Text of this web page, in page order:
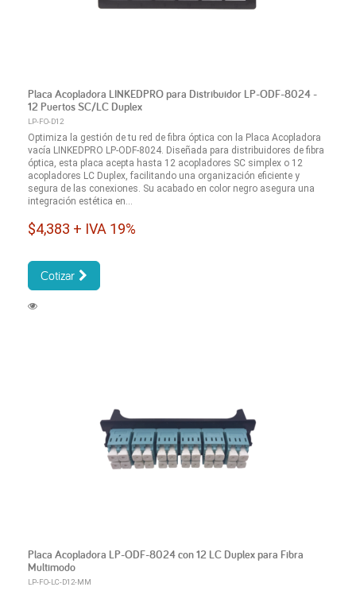
Placa Acopladora LINKEDPRO para Distribuidor LP-ODF-8024 -
12 Puertos SC/LC Duplex
LP-FO-D12
Optimiza la gestión de tu red de fibra óptica con la Placa Acopladora
vacía LINKEDPRO LP-ODF-8024. Diseñada para distribuidores de fibra
óptica, esta placa acepta hasta 12 acopladores SC simplex o 12
acopladores LC Duplex, facilitando una organización eficiente y
segura de las conexiones. Su acabado en color negro asegura una
integración estética en...
$4,383 + IVA 19%
Cotizar
Placa Acopladora LP-ODF-8024 con 12 LC Duplex para Fibra
Multimodo
LP-FO-LC-D12-MM